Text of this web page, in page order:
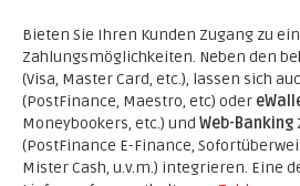
Bieten Sie Ihren Kunden Zugang zu
Zahlungsmöglichkeiten. Neben den
(Visa, Master Card, etc.), lassen sich
(PostFinance, Maestro, etc) oder
Moneybookers, etc.) und Web-Banking
(PostFinance E-Finance,
Mister Cash, u.v.m.) integrieren. Eine